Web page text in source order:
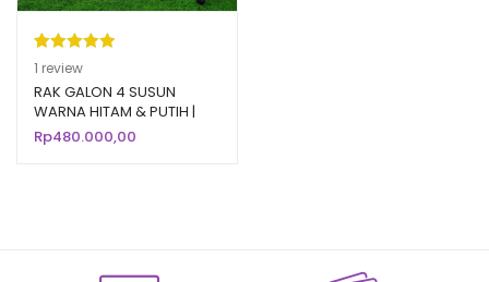
Peringkat
5.00 dari 5
berdasarka
n
1
penilaian
1 review
RAK GALON 4 SUSUN
WARNA HITAM & PUTIH |
Rak Galon Aqua Air Minum
Mineral
Rp480.000,00